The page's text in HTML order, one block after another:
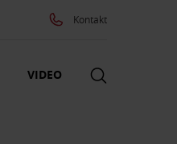
Kontakt
VIDEO